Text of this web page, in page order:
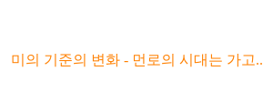
미의 기준의 변화 - 먼로의 시대는 가고..